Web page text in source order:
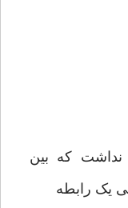
که بین
یک رابطه